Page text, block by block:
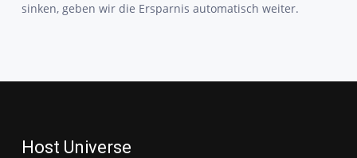
sinken, geben wir die Ersparnis automatisch weiter.
Host Universe